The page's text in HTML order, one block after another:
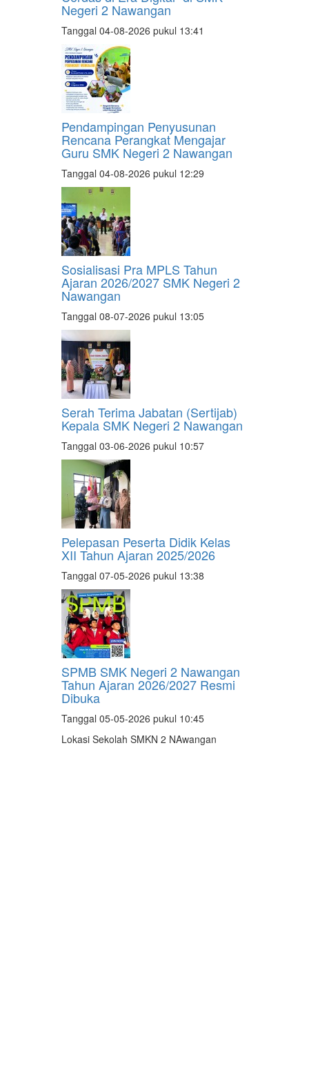
Negeri 2 Nawangan
Tanggal 04-08-2026 pukul 13:41
Pendampingan Penyusunan
Rencana Perangkat Mengajar
Guru SMK Negeri 2 Nawangan
Tanggal 04-08-2026 pukul 12:29
Sosialisasi Pra MPLS Tahun
Ajaran 2026/2027 SMK Negeri 2
Nawangan
Tanggal 08-07-2026 pukul 13:05
Serah Terima Jabatan (Sertijab)
Kepala SMK Negeri 2 Nawangan
Tanggal 03-06-2026 pukul 10:57
Pelepasan Peserta Didik Kelas
XII Tahun Ajaran 2025/2026
Tanggal 07-05-2026 pukul 13:38
SPMB SMK Negeri 2 Nawangan
Tahun Ajaran 2026/2027 Resmi
Dibuka
Tanggal 05-05-2026 pukul 10:45
Lokasi Sekolah SMKN 2 NAwangan